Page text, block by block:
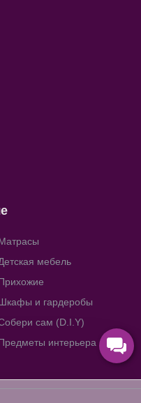
мебель
и гардеробы
сам (D.I.Y)
интерьера